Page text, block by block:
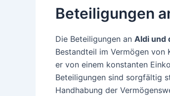
Beteiligungen
Die Beteiligungen an Aldi und
Bestandteil im Vermögen
er von einem konstanten
Beteiligungen sind sorgfältig
Handhabung der